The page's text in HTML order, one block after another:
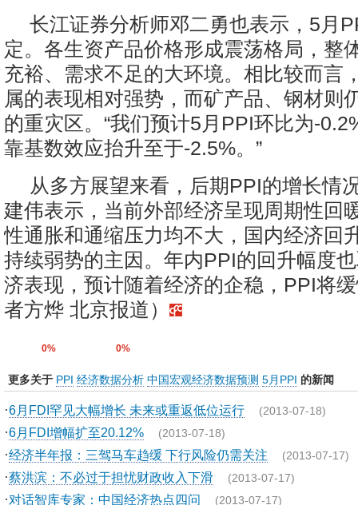
长江证券分析师邓二勇也表示，5月
定。各生资产品价格形成震荡格局，整
充裕、需求不足的大环境。相比较而言
属的表现相对强势，而矿产品、钢材则
的重灾区。“我们预计5月PPI环比为-
靠基数效应抬升至于-2.5%。”
从多方展望来看，后期PPI的增长情
建伟表示，当前外部经济呈现周期性回
性通胀和通缩压力均不大，国内经济回
持续弱势的主因。年内PPI的回升幅度
济表现，预计随着经济的企稳，PPI将
者方烨 北京报道）
0% 0%
更多关于 PPI 经济数据分析 中国宏观经济数据预测 5月PPI 的新闻
·6月FDI罕见大幅增长 未来或重返低位运行 (2013-07-18)
·6月FDI增幅扩至20.12% (2013-07-18)
·经济半年报：三驾马车趋缓 下行风险仍需关注 (2013-07-17)
·蔡洪滨：不必过于担忧财政收入下滑 (2013-07-17)
·对话智库专家：中国经济热点四问 (2013-07-17)